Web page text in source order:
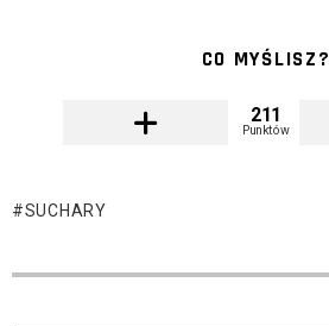
CO MYŚLISZ?
211
Punktów
SUCHARY